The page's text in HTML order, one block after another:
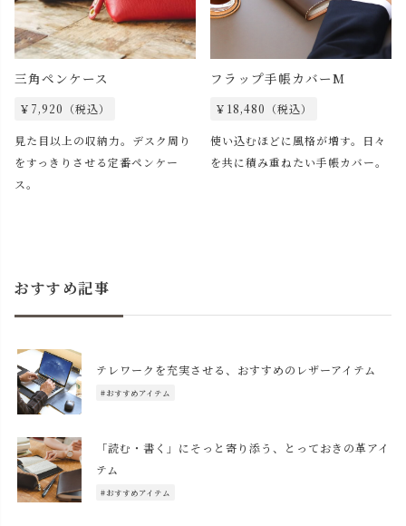
三角ペンケース
￥7,920（税込）
見た目以上の収納力。デスク周り
をすっきりさせる定番ペンケー
ス。
フラップ手帳カバーM
￥18,480（税込）
使い込むほどに風格が増す。日々
を共に積み重ねたい手帳カバー。
おすすめ記事
テレワークを充実させる、おすすめのレザーアイテム
#おすすめアイテム
「読む・書く」にそっと寄り添う、とっておきの革アイ
テム
#おすすめアイテム